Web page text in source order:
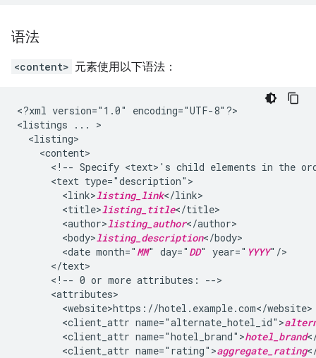
语法
<content> 元素使用以下语法：
<?xml version="1.0"
encoding="UTF-8"?>
<listings
...
<!-- Specify <text>'s child elements in the
<text
<link>listing_link
<title>listing_title
<author>listing_author
<body>listing_description
<date month=" MM" day=" DD" year=" YYYY
<!-- 0 or more attributes:
<client_attr name="alternate_hotel_id">
<client_attr name="hotel_brand">hotel_brand
<client_attr name="rating">aggregate_rating